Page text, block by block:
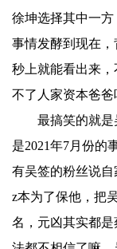
徐坤选择其中一方
事情发酵到现在，
秒上就能看出来
不了人家资本爸爸
最搞笑的就
是2021年7月份的
有吴签的粉丝说
z本为了保他，把
名，元凶其实都是